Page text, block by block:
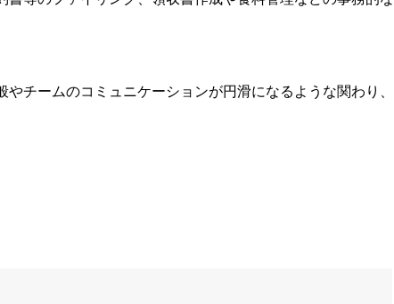
チームのコミュニケーションが円滑になるような関わり、